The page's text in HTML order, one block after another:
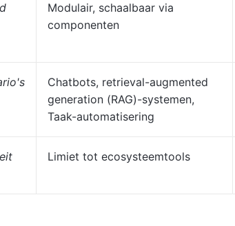
Modulair, schaalbaar via
componenten
Chatbots, retrieval-augmented
generation (RAG)-systemen,
Taak-automatisering
Limiet tot ecosysteemtools